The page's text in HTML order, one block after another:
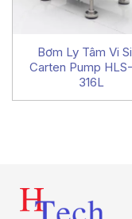
Bơm Ly Tâm Vi
Carten Pump
316L